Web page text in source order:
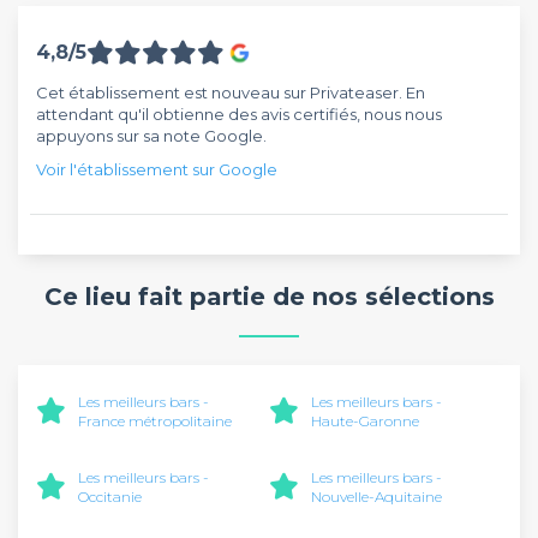
4,8/5
Cet établissement est nouveau sur Privateaser. En
attendant qu'il obtienne des avis certifiés, nous nous
appuyons sur sa note Google.
Voir l'établissement sur Google
Ce lieu fait partie de nos sélections
Les meilleurs bars -
France métropolitaine
Les meilleurs bars -
Haute-Garonne
Les meilleurs bars -
Occitanie
Les meilleurs bars -
Nouvelle-Aquitaine